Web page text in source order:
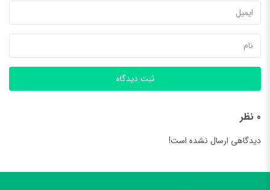
ثبت دیدگاه
0 نظر
دیدگاهی ارسال نشده است!